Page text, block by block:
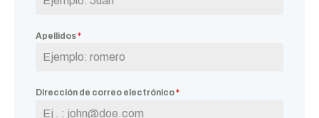
Apellidos*
Dirección de correo electrónico*